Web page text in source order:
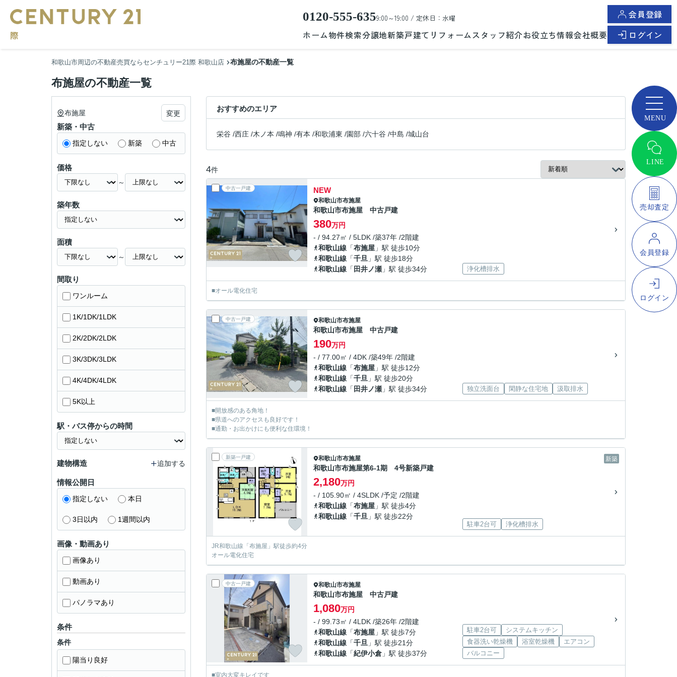
0120-555-6359:00～19:00 / 定休日：水曜
ホーム物件検索分譲地新築戸建て リフォーム スタッフ紹介お役立ち情報会社概要
会員登録
ログイン
和歌山市周辺の不動産売買ならセンチュリー21際 和歌山店 布施屋の不動産一覧
布施屋の不動産一覧
おすすめのエリア
栄谷 /西庄 /木ノ本 /鳴神 /有本 /和歌浦東 /園部 /六十谷 /中島 /城山台
4件
中古一戸建 NEW
和歌山市布施屋
和歌山市布施屋 中古戸建
380万円
- / 94.27㎡ / 5LDK /築37年 /2階建
和歌山線 「布施屋 」駅 徒歩10分
和歌山線 「千旦 」駅 徒歩18分
和歌山線 「 田井ノ瀬 」駅 徒歩34分 浄化槽排水
■オール電化住宅
中古一戸建 和歌山市布施屋
和歌山市布施屋 中古戸建
190万円
- / 77.00㎡ / 4DK /築49年 /2階建
和歌山線 「布施屋 」駅 徒歩12分
和歌山線 「千旦 」駅 徒歩20分
和歌山線 「 田井ノ瀬 」駅 徒歩34分 独立洗面台 閑静な住宅地 汲取排水
■開放感のある角地！
■県道へのアクセスも良好です！
■通勤・お出かけにも便利な住環境！
新築一戸建 新築
和歌山市布施屋
和歌山市布施屋第6-1期 4号新築戸建
2,180万円
- / 105.90㎡ / 4SLDK /予定 /2階建
和歌山線 「布施屋 」駅 徒歩4分
和歌山線 「千旦 」駅 徒歩22分
駐車2台可 浄化槽排水
JR和歌山線「布施屋」駅徒歩約4分
オール電化住宅
中古一戸建 和歌山市布施屋
和歌山市布施屋 中古戸建
1,080万円
- / 99.73㎡ / 4LDK /築26年 /2階建
和歌山線 「布施屋 」駅 徒歩7分
和歌山線 「千旦 」駅 徒歩21分
和歌山線 「紀伊小倉 」駅 徒歩37分
駐車2台可
システムキッチン
食器洗い乾燥機
浴室乾燥機
エアコン
バルコニー
■室内大変キレイです
布施屋 変更
新築・中古
指定しない 新築 中古
価格
～
築年数
面積
～
間取り
ワンルーム
1K/1DK/1LDK
2K/2DK/2LDK
3K/3DK/3LDK
4K/4DK/4LDK
5K以上
駅・バス停からの時間
建物構造 追加する
情報公開日
指定しない 本日
3日以内 1週間以内
画像・動画あり
画像あり
動画あり
パノラマあり
条件
条件
陽当り良好